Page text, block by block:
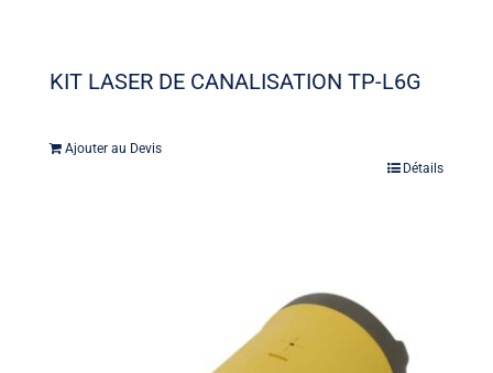
KIT LASER DE CANALISATION TP-L6G
Ajouter au Devis
Détails